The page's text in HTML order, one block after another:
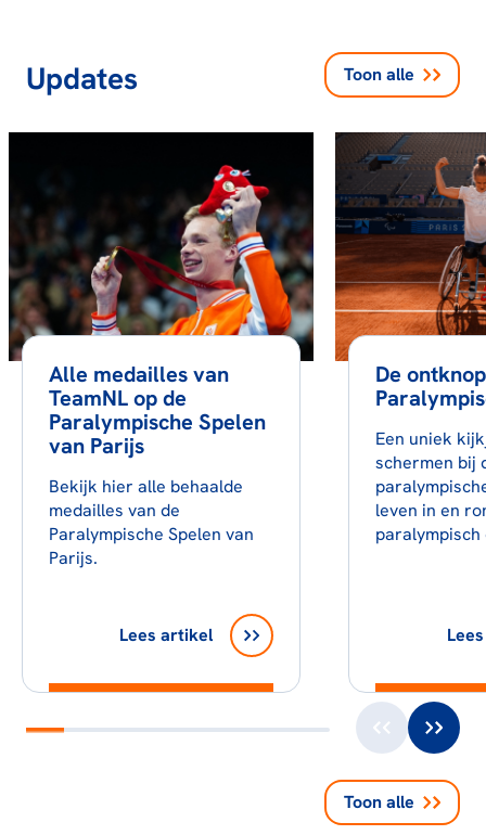
Updates Toon alle
Alle medailles van
TeamNL op de
Paralympische Spelen
van Parijs
Bekijk hier alle behaalde
medailles van de
Paralympische Spelen van
Parijs.
Lees artikel
De
Een uniek
schermen bij
leven in en
paralympisch
Toon alle